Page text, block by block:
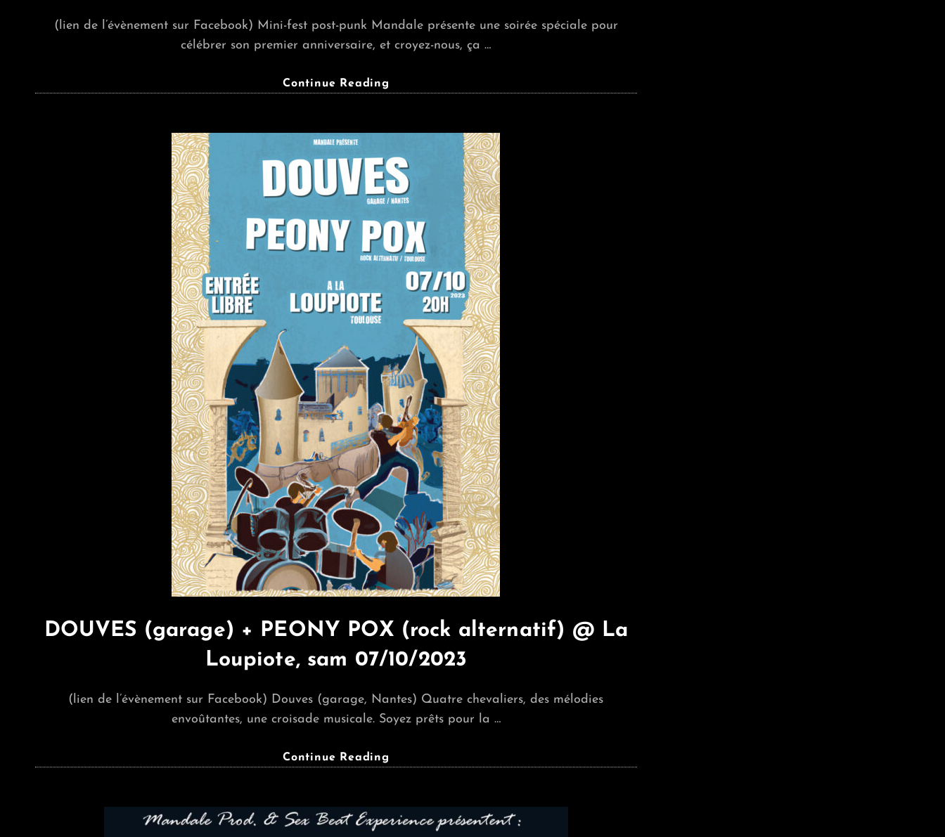
(lien de l’évènement sur Facebook) Mini-fest post-punk Mandale présente une soirée spéciale pour
célébrer son premier anniversaire, et croyez-nous, ça …
Continue Reading
Punk
BUZZKILL
+
DRUNK
MEAT
+
MATA
HARI
NOVO
SKELTER
MONDO
CANE
+
Dj
Set
@
Skatepark
Le
Petit,
Sam
18/11/2023
DOUVES (garage) + PEONY POX (rock alternatif) @ La
Loupiote, sam 07/10/2023
(lien de l’évènement sur Facebook) Douves (garage, Nantes) Quatre chevaliers, des mélodies
envoûtantes, une croisade musicale. Soyez prêts pour la …
Continue Reading
PEONY
POX